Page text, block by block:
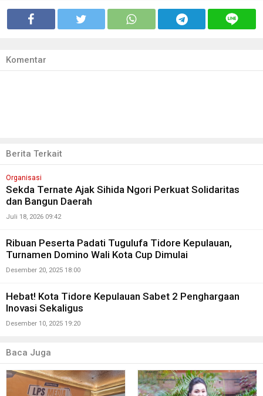
Komentar
Berita Terkait
Organisasi
Sekda Ternate Ajak Sihida Ngori Perkuat Solidaritas
dan Bangun Daerah
Juli 18, 2026 09:42
Ribuan Peserta Padati Tugulufa Tidore Kepulauan,
Turnamen Domino Wali Kota Cup Dimulai
Desember 20, 2025 18:00
Hebat! Kota Tidore Kepulauan Sabet 2 Penghargaan
Inovasi Sekaligus
Desember 10, 2025 19:20
Baca Juga